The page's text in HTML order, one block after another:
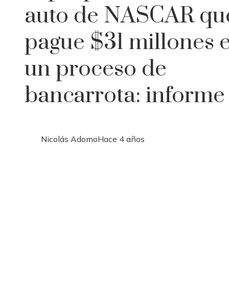
auto de NASCAR
pague $31 millones
un proceso de
bancarrota: informe
Nicolás AdomoHace 4 años